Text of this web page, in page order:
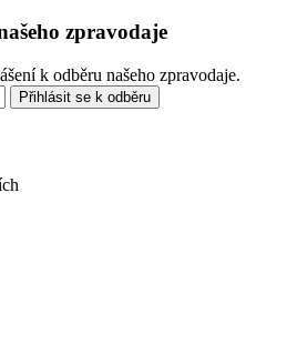
zpravodaje
k odběru našeho zpravodaje.
Přihlásit se k odběru